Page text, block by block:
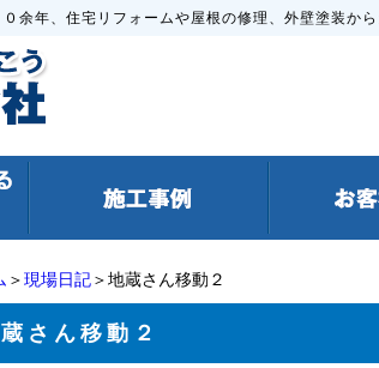
余年、住宅リフォームや屋根の修理、外壁塗装か
＞現場日記＞地蔵さん移動２
さん移動２